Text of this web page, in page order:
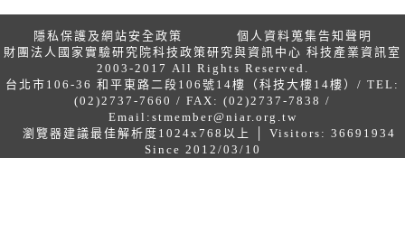
隱私保護及網站安全政策
個人資料蒐集告知聲明
財團法人國家實驗研究院科技政策研究與資訊中心 科技產業資訊室
2003-2017 All Rights Reserved.
台北市106-36 和平東路二段106號14樓（科技大樓14樓）/ TEL:
(02)2737-7660 / FAX: (02)2737-7838 /
Email: stmember@niar.org.tw
瀏覽器建議最佳解析度1024x768以上 │ Visitors: 36691934
Since 2012/03/10